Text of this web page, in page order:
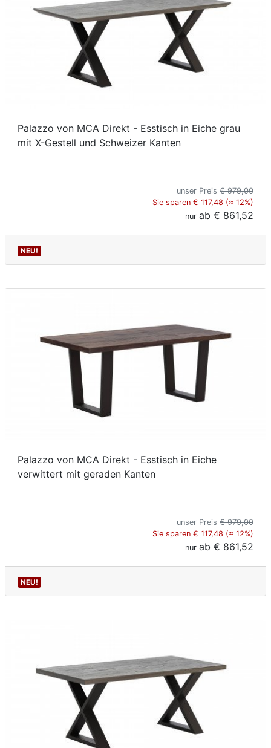
Palazzo von MCA Direkt - Esstisch in Eiche grau
mit X-Gestell und Schweizer Kanten
unser Preis € 979,00
Sie sparen € 117,48 (≈ 12%)
nur ab € 861,52
NEU!
Palazzo von MCA Direkt - Esstisch in Eiche
verwittert mit geraden Kanten
unser Preis € 979,00
Sie sparen € 117,48 (≈ 12%)
nur ab € 861,52
NEU!